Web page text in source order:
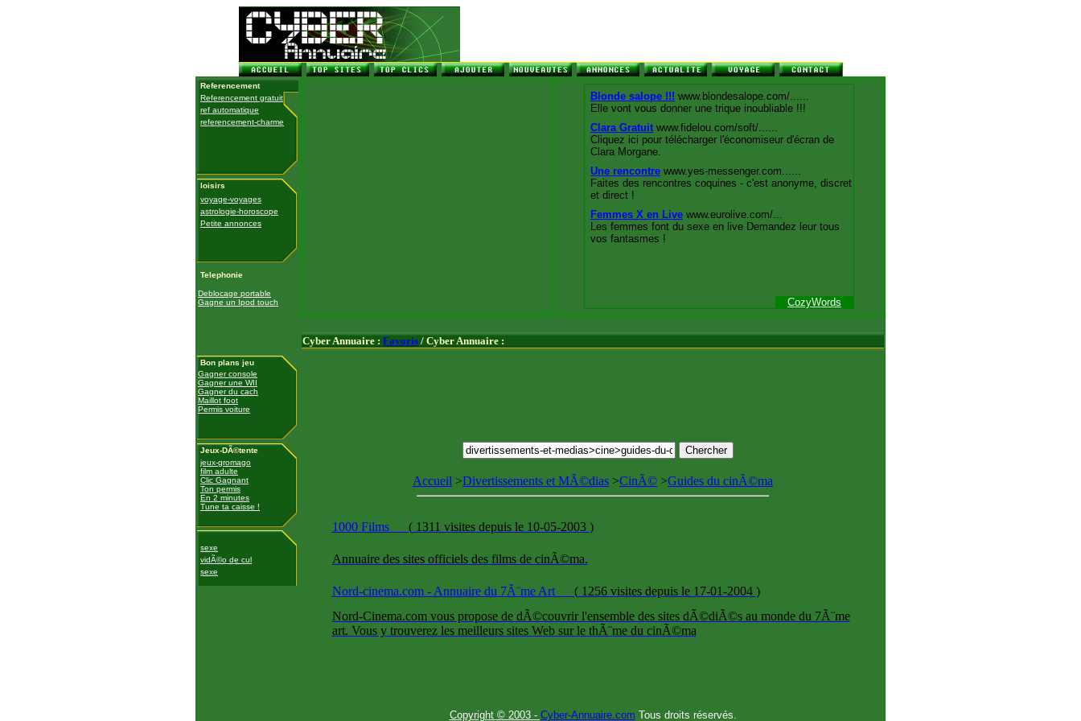
Referencement
Referencement gratuit
ref automatique
referencement-charme
loisirs
voyage-voyages
astrologie-horoscope
Petite annonces
Telephonie
Deblocage portable
Gagne un Ipod touch
Bon plans jeu
Gagner console
Gagner une WII
Gagner du cach
Maillot foot
Permis voiture
Jeux-DÃ©tente
jeux-gromago
film adulte
Clic Gagnant
Ton permis
En 2 minutes
Tune ta caisse !
sexe
vidÃ©o de cul
sexe
Cyber Annuaire : Favoris / Cyber Annuaire :
Accueil >Divertissements et MÃ©dias >CinÃ© >Guides du cinÃ©ma
1000 Films (1311 visites depuis le 10-05-2003 )
Annuaire des sites officiels des films de cinÃ©ma.
Nord-cinema.com - Annuaire du 7Ã¨me Art (1256 visites depuis le 17-01-2004 )
Nord-Cinema.com vous propose de dÃ©couvrir l'ensemble des sites dÃ©diÃ©s au monde du 7Ã¨me
art. Vous y trouverez les meilleurs sites Web sur le thÃ¨me du cinÃ©ma
Copyright © 2003 - Cyber-Annuaire.com Tous droits réservés.